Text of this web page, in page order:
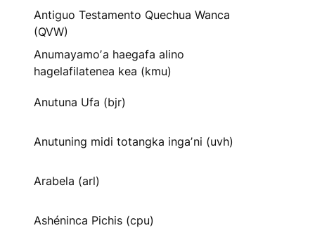
Antiguo Testamento Quechua Wanca
(QVW)
Anumayamoʼa haegafa alino
hagelafilatenea kea (kmu)
Anutuna Ufa (bjr)
Anutuning midi totangka ingaʼni (uvh)
Arabela (arl)
Ashéninca Pichis (cpu)